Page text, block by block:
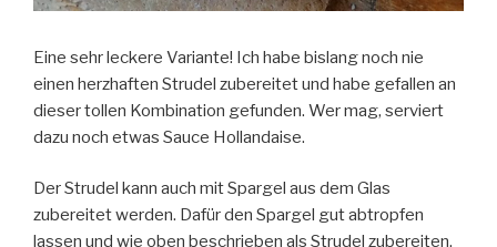
Eine sehr leckere Variante! Ich habe bislang noch nie
einen herzhaften Strudel zubereitet und habe gefallen an
dieser tollen Kombination gefunden. Wer mag, serviert
dazu noch etwas Sauce Hollandaise.
Der Strudel kann auch mit Spargel aus dem Glas
zubereitet werden. Dafür den Spargel gut abtropfen
lassen und wie oben beschrieben als Strudel zubereiten.